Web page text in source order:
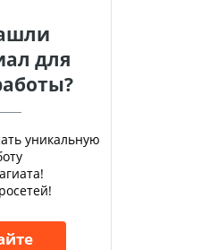
для
уникальную